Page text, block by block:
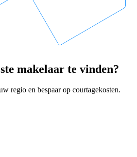
makelaar te vinden?
regio en bespaar op courtagekosten.